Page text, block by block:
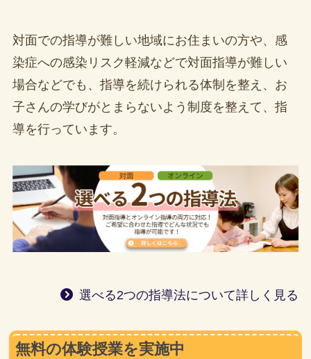
対面での指導が難しい地域にお住まいの方や、感
染症への感染リスク軽減などで対面指導が難しい
場合などでも、指導を続けられる体制を整え、お
子さんの学びがとまらないよう制度を整えて、指
導を行っています。
選べる2つの指導法について詳しく見る
無料の体験授業を実施中